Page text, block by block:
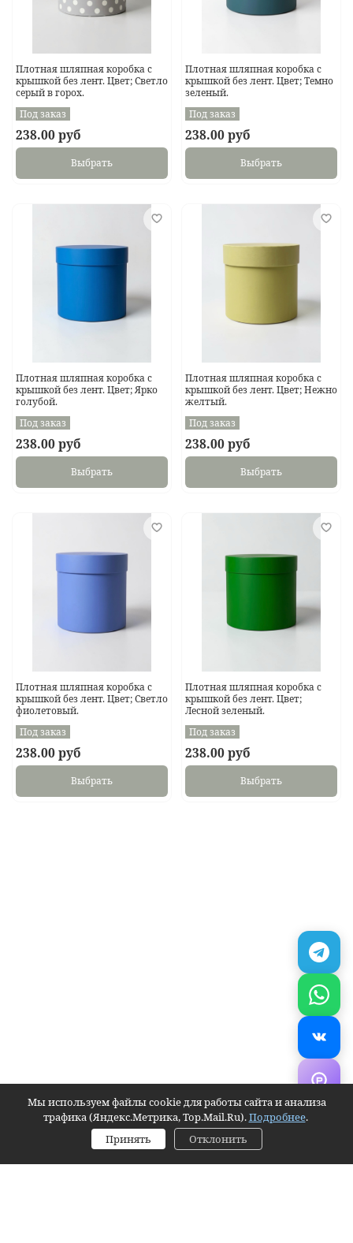
Плотная шляпная коробка с
крышкой без лент. Цвет; Светло
серый в горох.
Под заказ
238.00 руб
Выбрать
Плотная шляпная коробка с
крышкой без лент. Цвет; Темно
зеленый.
Под заказ
238.00 руб
Выбрать
Плотная шляпная коробка с
крышкой без лент. Цвет; Ярко
голубой.
Под заказ
238.00 руб
Выбрать
Плотная шляпная коробка с
крышкой без лент. Цвет; Нежно
желтый.
Под заказ
238.00 руб
Выбрать
Плотная шляпная коробка с
крышкой без лент. Цвет; Светло
фиолетовый.
Под заказ
238.00 руб
Выбрать
Плотная шляпная коробка с
крышкой без лент. Цвет;
Лесной зеленый.
Под заказ
238.00 руб
Выбрать
Мы используем файлы cookie для работы сайта и анализа
трафика (Яндекс.Метрика, Top.Mail.Ru).Подробнее.
Принять
Отклонить